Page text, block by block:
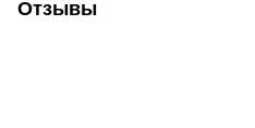
Отзывы